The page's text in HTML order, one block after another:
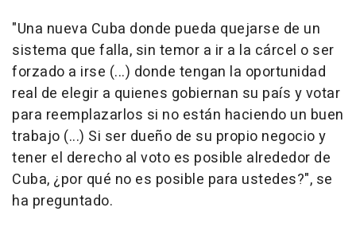
"Una nueva Cuba donde pueda quejarse de un
sistema que falla, sin temor a ir a la cárcel o ser
forzado a irse (...) donde tengan la oportunidad
real de elegir a quienes gobiernan su país y votar
para reemplazarlos si no están haciendo un buen
trabajo (...) Si ser dueño de su propio negocio y
tener el derecho al voto es posible alrededor de
Cuba, ¿por qué no es posible para ustedes?", se
ha preguntado.